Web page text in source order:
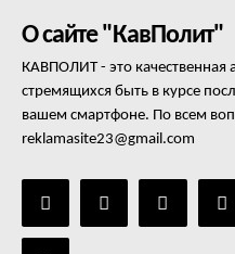
О сайте "КавПолит"
КАВПОЛИТ - это
стремящихся быть в курсе
вашем смартфоне. По всем
reklamasite23@gmail.com